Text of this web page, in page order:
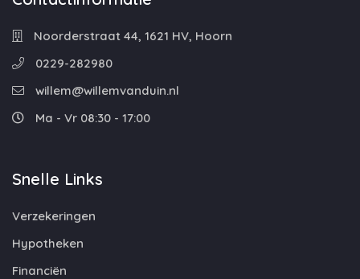
Noorderstraat 44, 1621 HV, Hoorn
0229-282980
willem@willemvanduin.nl
Ma - Vr 08:30 - 17:00
Snelle Links
Verzekeringen
Hypotheken
Financiën